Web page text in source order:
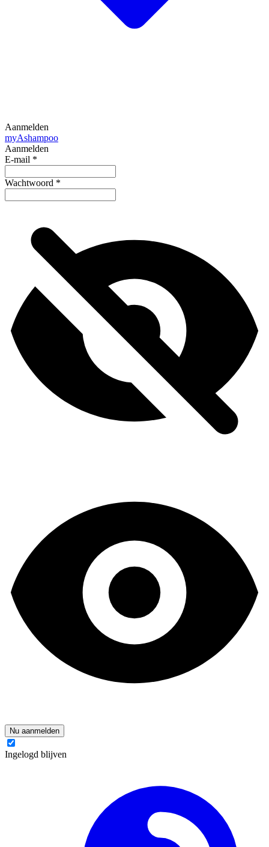
Aanmelden
myAshampoo
Aanmelden
E-mail *
Wachtwoord *
Nu aanmelden
Ingelogd blijven